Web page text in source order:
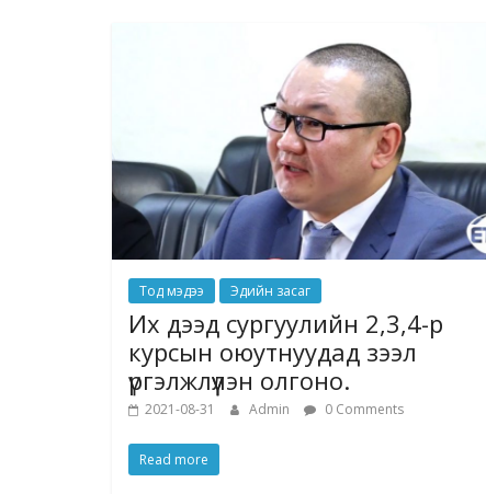
Тод мэдээ Эдийн засаг
Их дээд сургуулийн 2,3,4-р
курсын оюутнуудад зээл
үргэлжлүүлэн олгоно.
2021-08-31 Admin 0 Comments
Read more